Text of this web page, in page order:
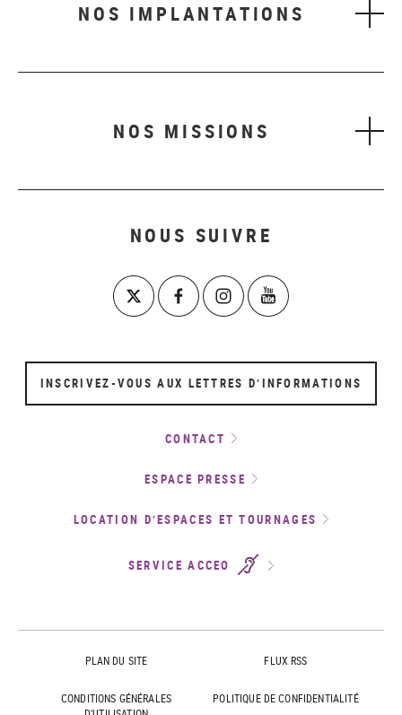
NOS IMPLANTATIONS
NOS MISSIONS
NOUS SUIVRE
INSCRIVEZ-VOUS AUX LETTRES D’INFORMATIONS
CONTACT
ESPACE PRESSE
LOCATION D’ESPACES ET TOURNAGES
SERVICE ACCEO
PLAN DU SITE FLUX RSS
CONDITIONS GÉNÉRALES
POLITIQUE DE CONFIDENTIALITÉ